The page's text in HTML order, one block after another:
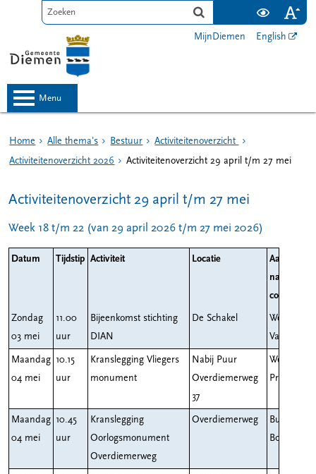
MijnDiemen English
menu
Home Alle thema's Bestuur
Activiteitenoverzicht
Activiteitenoverzicht 2026
Activiteitenoverzicht 29 april t/m 27 mei
Activiteitenoverzicht 29 april t/m 27 mei
Week 18 t/m 22 (van 29 april 2026 t/m 27 mei 2026)
Datum Tijdstip Activiteit Locatie
Aanwezig
namens
college
Zondag
03 mei
11.00
uur
Bijeenkomst stichting
DIAN
De Schakel
Wethouder
Van den
Maandag
04 mei
10.15
uur
Kranslegging Vliegers
monument
Nabij Puur
Overdiemerweg
37
Wethouder
Prins
Maandag
04 mei
10.45
uur
Kranslegging
Oorlogsmonument
Overdiemerweg
Overdiemerweg
Boog